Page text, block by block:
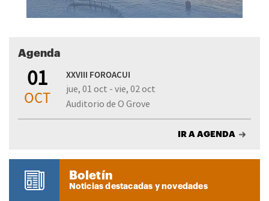
Agenda
01
OCT
XXVIII FOROACUI
jue, 01 oct - vie, 02 oct
Auditorio de O Grove
IR A AGENDA
Boletín
Noticias destacadas y novedades